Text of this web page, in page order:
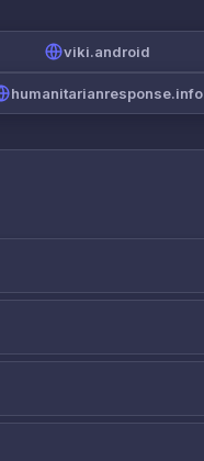
viki.android
humanitarianresponse.info